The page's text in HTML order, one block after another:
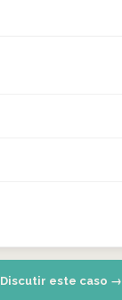
Discutir este caso →